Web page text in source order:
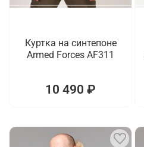
Куртка на синтепоне
Armed Forces AF311
10 490 ₽